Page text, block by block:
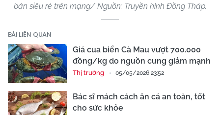
bán siêu rẻ trên mạng/ Nguồn: Truyền hình Đồng Tháp.
BÀI LIÊN QUAN
Giá cua biển Cà Mau vượt 700.000
đồng/kg do nguồn cung giảm mạnh
Thị trường 05/05/2026 23:52
Bác sĩ mách cách ăn cá an toàn, tốt
cho sức khỏe